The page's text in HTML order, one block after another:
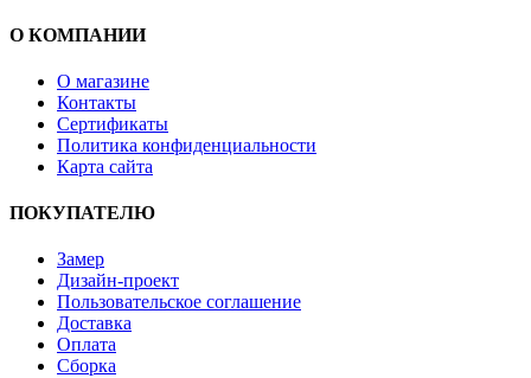
О КОМПАНИИ
О магазине
Контакты
Сертификаты
Политика конфиденциальности
Карта сайта
ПОКУПАТЕЛЮ
Замер
Дизайн-проект
Пользовательское соглашение
Доставка
Оплата
Сборка